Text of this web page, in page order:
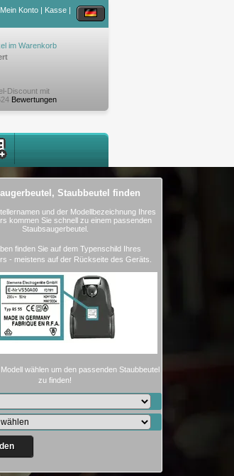
Mein Konto | Kasse |
im Warenkorb
Discount mit
Bewertungen
Staubbeutel finden
und der Modellbezeichnung Ihres
kommen Sie schnell zu einem passenden
Staubsaugerbeutel.
finden Sie auf dem Typenschild Ihres
- meistens auf der Rückseite des Geräts.
wählen um den passenden Staubbeutel
zu finden!